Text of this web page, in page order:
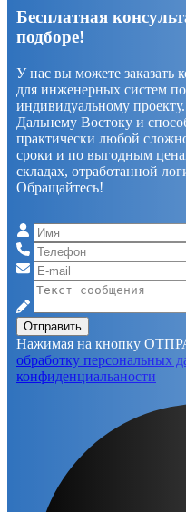
Бесплатная
подборе!
У нас вы можете заказать
для инженерных систем
индивидуальному
Дальнему Востоку и
практически любой
сроки и по выгодным
складах, отработанной
Обращайтесь!
Отправить
Нажимая на кнопку
обработку персональных
конфиденциальаности